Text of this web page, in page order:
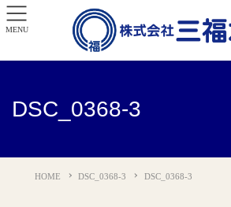
DSC_0368-3
HOME DSC_0368-3 DSC_0368-3
MENU